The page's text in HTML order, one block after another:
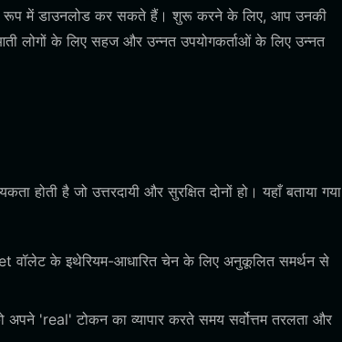
रूप में डाउनलोड कर सकते हैं। शुरू करने के लिए, आप उनकी
लोगों के लिए सहज और उन्नत उपयोगकर्ताओं के लिए उन्नत
है जो उत्तरदायी और सुरक्षित दोनों हो। यहाँ बताया गया
के इथेरियम-आधारित चेन के लिए अनुकूलित समर्थन से
'real' टोकन का व्यापार करते समय सर्वोत्तम तरलता और